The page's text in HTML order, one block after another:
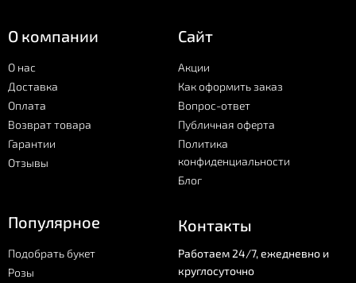
О компании
О нас
Доставка
Оплата
Возврат товара
Гарантии
Отзывы
Сайт
Акции
Как оформить заказ
Вопрос-ответ
Публичная оферта
Политика
конфиденциальности
Блог
Популярное
Подобрать букет
Розы
Контакты
Работаем 24/7, ежедневно и
круглосуточно